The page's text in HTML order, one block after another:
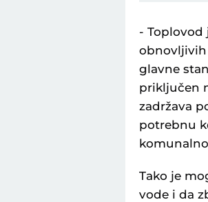
-
obnovljivih
glavne
priključen
zadržava
potrebnu
Tako je
vode i da